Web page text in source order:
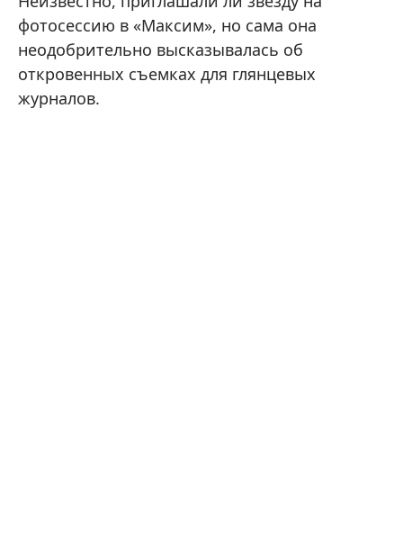
фотосессию в «Максим», но сама она
неодобрительно высказывалась об
откровенных съемках для глянцевых
журналов.